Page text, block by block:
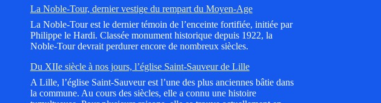
La Noble-Tour, dernier vestige du rempart du Moyen-Age
La Noble-Tour est le dernier témoin de l’enceinte fortifiée, initiée par
Philippe le Hardi. Classée monument historique depuis 1922, la
Noble-Tour devrait perdurer encore de nombreux siècles.
Du XIIe siècle à nos jours, l’église Saint-Sauveur de Lille
A Lille, l’église Saint-Sauveur est l’une des plus anciennes bâtie dans
la commune. Au cours des siècles, elle a connu une histoire